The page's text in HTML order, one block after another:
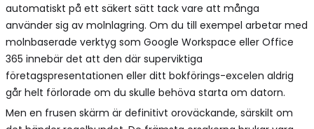
automatiskt på ett säkert sätt tack vare att många
använder sig av molnlagring. Om du till exempel arbetar med
molnbaserade verktyg som Google Workspace eller Office
365 innebär det att den där superviktiga
företagspresentationen eller ditt bokförings-excelen aldrig
går helt förlorade om du skulle behöva starta om datorn.
Men en frusen skärm är definitivt oroväckande, särskilt om